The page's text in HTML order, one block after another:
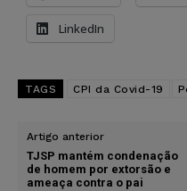
LinkedIn
TAGS CPI da Covid-19
Artigo anterior
TJSP mantém condenação
de homem por extorsão e
ameaça contra o pai